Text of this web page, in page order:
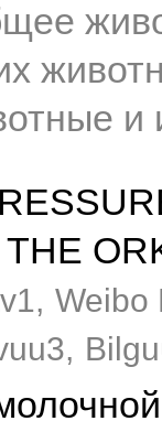
и
Weibo